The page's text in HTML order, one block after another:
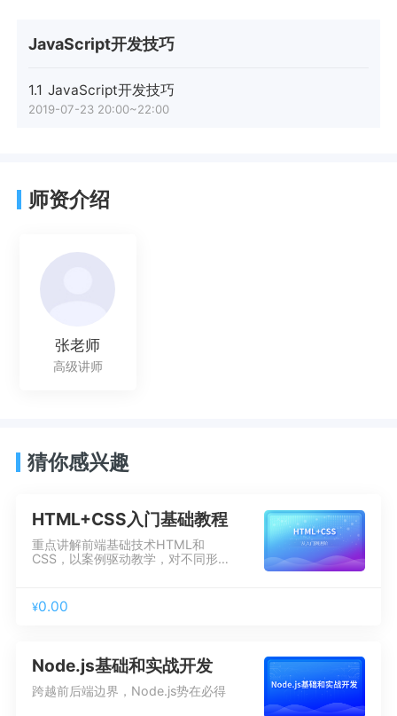
JavaScript开发技巧
1.1 JavaScript开发技巧
2019-07-23 20:00~22:00
师资介绍
张老师
高级讲师
猜你感兴趣
HTML+CSS入门基础教程
重点讲解前端基础技术HTML和
CSS，以案例驱动教学，对不同形式
语法使用技巧。
¥0.00
Node.js基础和实战开发
跨越前后端边界，Node.js势在必得